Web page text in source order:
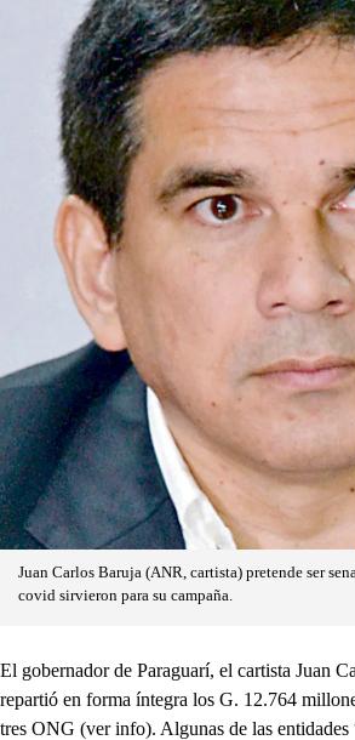
Juan Carlos Baruja (ANR, cartista) pretende ser
covid sirvieron para su campaña.
El gobernador de Paraguarí, el cartista Juan
repartió en forma íntegra los G. 12.764
tres ONG (ver info). Algunas de las entidades